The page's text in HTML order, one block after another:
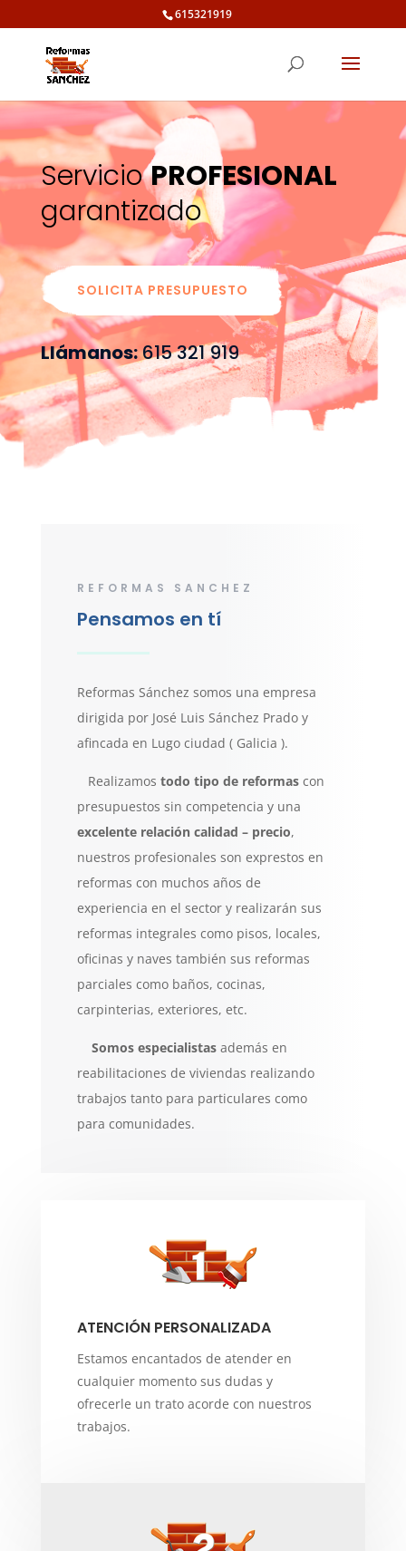
615321919
ServicioPROFESIONAL
garantizado
SOLICITA PRESUPUESTO
Llámanos:615 321 919
REFORMAS SANCHEZ
Pensamos en tí
Reformas Sánchez somos una empresa
dirigida por José Luis Sánchez Prado y
afincada en Lugo ciudad ( Galicia ).
Realizamos todo tipo de reformascon
presupuestos sin competencia y una
excelente relación calidad –precio,
nuestros profesionales son exprestos en
reformas con muchos años de
experiencia en el sector y realizarán sus
reformas integrales como pisos, locales,
oficinas y naves también sus reformas
parciales como baños, cocinas,
carpinterias, exteriores, etc.
Somos especialistasademás en
reabilitaciones de viviendas realizando
trabajos tanto para particulares como
para comunidades.
ATENCIÓN PERSONALIZADA
Estamos encantados de atender en
cualquier momento sus dudas y
ofrecerle un trato acorde con nuestros
trabajos.